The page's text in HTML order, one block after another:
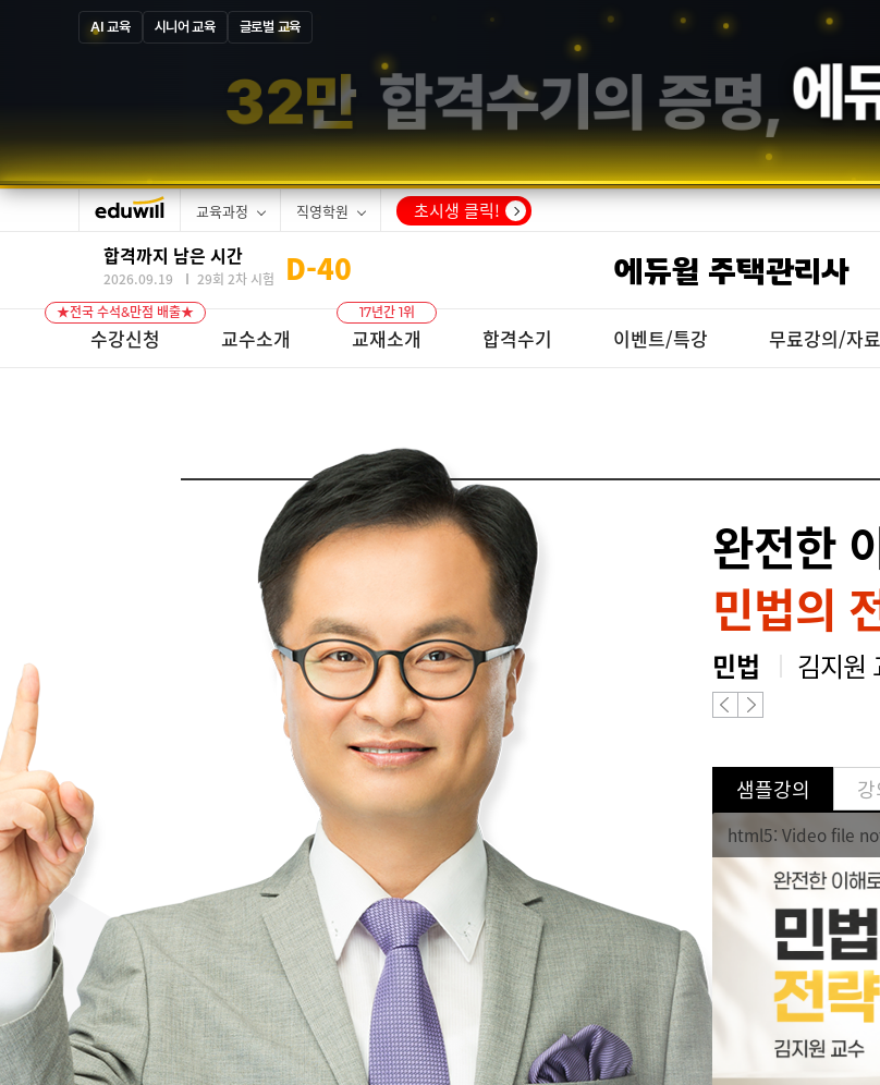
AI 교육 시니어 교육 글로벌 교육
13만 합격수기의 증명, 에
교육과정 직영학원 초시생 클릭!
에듀윌 주택관리사
수강신청
★전국 수석&만점 배출★
교수소개 교재소개
17년간 1위
합격수기 이벤트/특강 무료강의/자료
합격까지 남은 시간
2026.09.19 29회 2차 시험 D-40
완전한
민법의
민법 김지원
샘플강의
html5: Video file
쉽고 열